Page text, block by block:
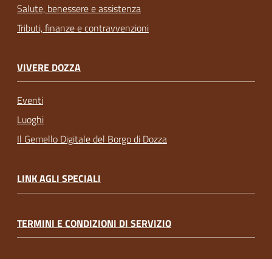
Salute, benessere e assistenza
Tributi, finanze e contravvenzioni
VIVERE DOZZA
Eventi
Luoghi
Il Gemello Digitale del Borgo di Dozza
LINK AGLI SPECIALI
TERMINI E CONDIZIONI DI SERVIZIO